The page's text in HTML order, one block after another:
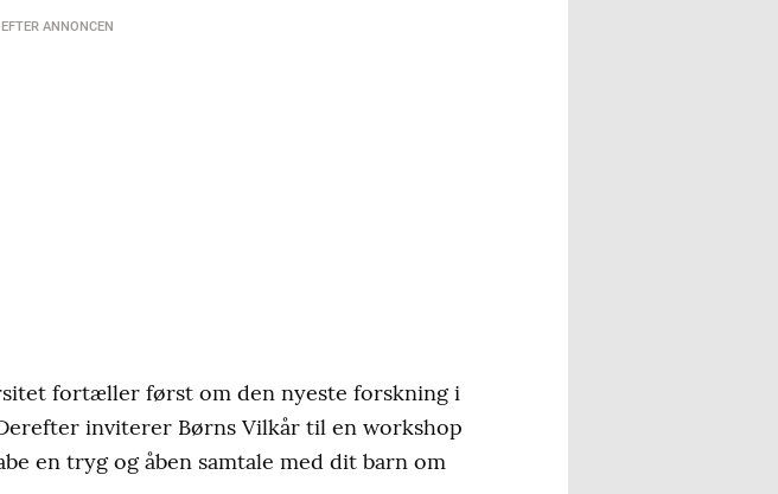
ANNONCEN
fortæller først om den nyeste forskning i
inviterer Børns Vilkår til en workshop
en tryg og åben samtale med dit barn om